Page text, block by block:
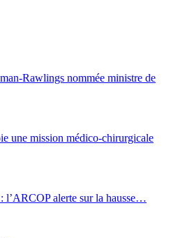
Rawlings nommée ministre de
une mission médico-chirurgicale
l’ARCOP alerte sur la hausse…